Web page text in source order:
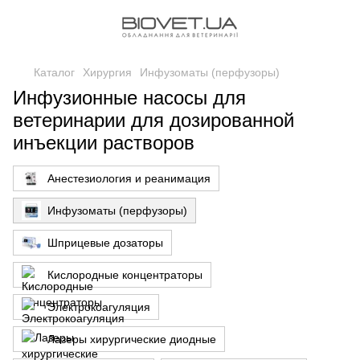
Каталог Хирургия Инфузоматы (перфузоры)
Инфузионные насосы для
ветеринарии для дозированной
инъекции растворов
Анестезиология и реанимация
Инфузоматы (перфузоры)
Шприцевые дозаторы
Кислородные концентраторы
Электрокоагуляция
Лазеры хирургические диодные